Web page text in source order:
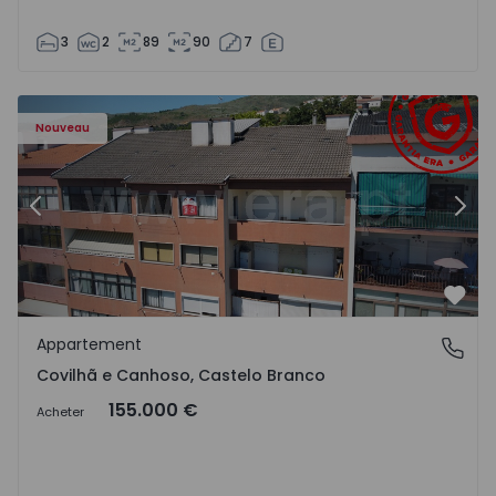
3 2 89 90 7
Nouveau
- 18
Appartement T2 Covilhã, Covilhã e Canhoso - 1497806 -
Précédent
Covilhã e Canhoso, Castelo Branco
Appartement
Covilhã e Canhoso, Castelo Branco
Acheter 155.000 €